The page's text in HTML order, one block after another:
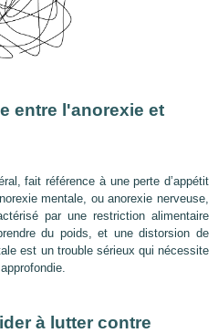
entre l'anorexie et
fait référence à une perte d’appétit
mentale, ou anorexie nerveuse,
par une restriction alimentaire
du poids, et une distorsion de
est un trouble sérieux qui nécessite
à lutter contre